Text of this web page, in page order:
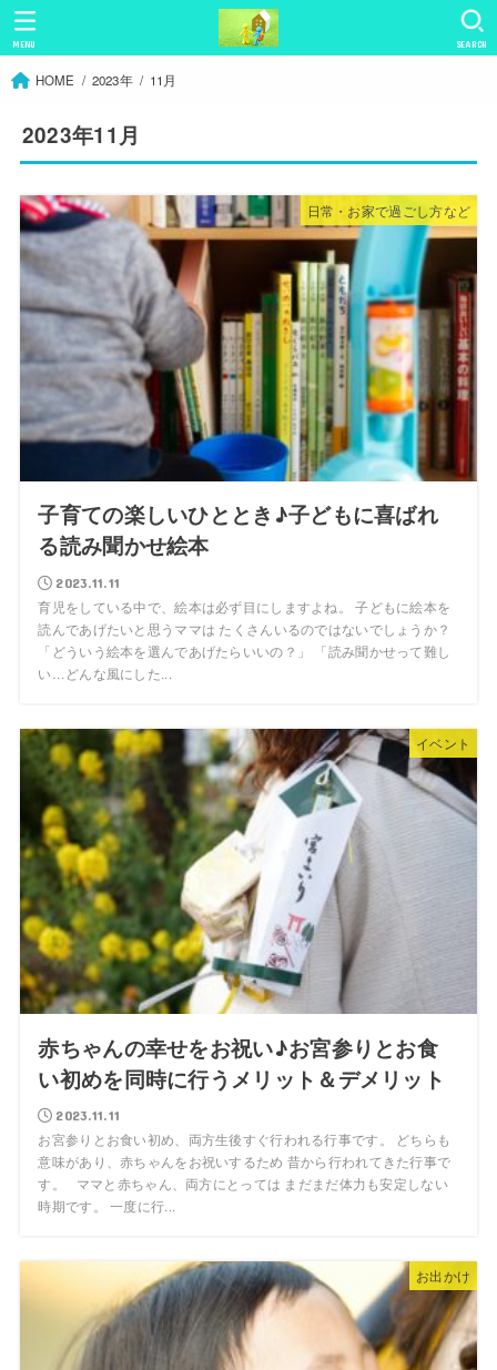
SEARCH
MENU
HOME 2023年 11月
2023年11月
日常・お家で過ごし方など
子育ての楽しいひととき♪子どもに喜ばれ
る読み聞かせ絵本
2023.11.11
育児をしている中で、絵本は必ず目にしますよね。 子どもに絵本を
読んであげたいと思うママは たくさんいるのではないでしょうか？
「どういう絵本を選んであげたらいいの？」 「読み聞かせって難し
い…どんな風にした...
イベント
赤ちゃんの幸せをお祝い♪お宮参りとお食
い初めを同時に行うメリット＆デメリット
2023.11.11
お宮参りとお食い初め、両方生後すぐ行われる行事です。 どちらも
意味があり、赤ちゃんをお祝いするため 昔から行われてきた行事で
す。 ママと赤ちゃん、両方にとっては まだまだ体力も安定しない
時期です。 一度に行...
お出かけ